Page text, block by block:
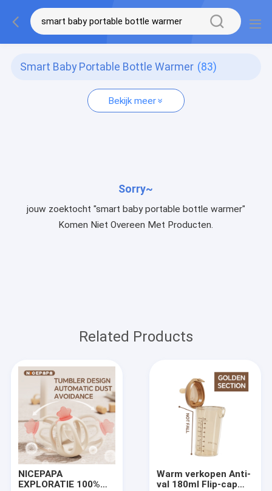
Smart Baby Portable Bottle Warmer (83)
Bekijk meer
Sorry~
jouw zoektocht "smart baby portable bottle warmer"
Komen Niet Overeen Met Producten.
Related Products
NICEPAPA
EXPLORATIE 100%
Warm verkopen Anti-
val 180ml Flip-cap